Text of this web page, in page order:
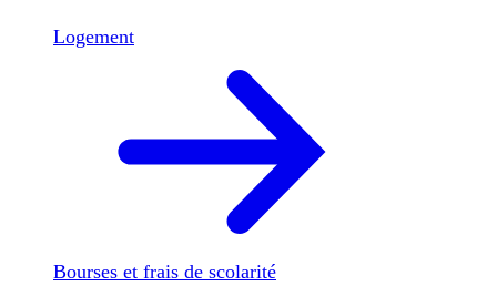
Logement
Bourses et frais de scolarité